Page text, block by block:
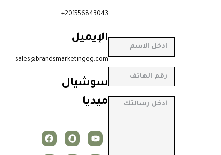
201556843043+
الإيميل
sales@brandsmarketingeg.com
سوشيال
ميديا